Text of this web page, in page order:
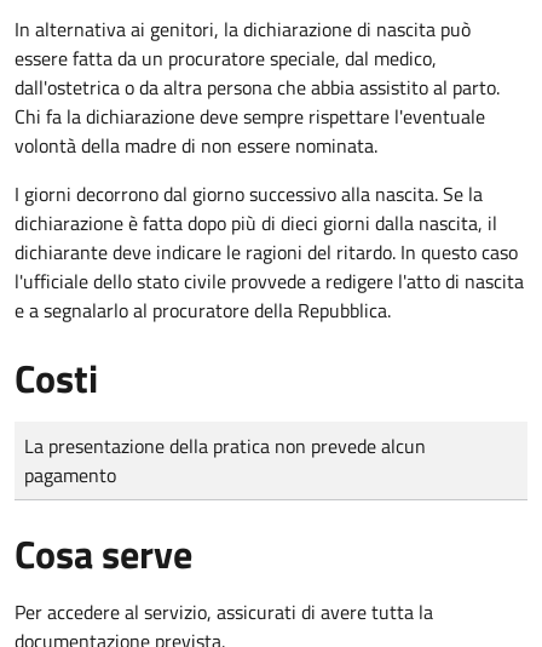
In alternativa ai genitori, la dichiarazione di nascita può
essere fatta da un procuratore speciale, dal medico,
dall'ostetrica o da altra persona che abbia assistito al parto.
Chi fa la dichiarazione deve sempre rispettare l'eventuale
volontà della madre di non essere nominata.
I giorni decorrono dal giorno successivo alla nascita. Se la
dichiarazione è fatta dopo più di dieci giorni dalla nascita, il
dichiarante deve indicare le ragioni del ritardo. In questo caso
l'ufficiale dello stato civile provvede a redigere l'atto di nascita
e a segnalarlo al procuratore della Repubblica.
Costi
Tipo di pagamento
Importo
La presentazione della pratica non prevede alcun
pagamento
Cosa serve
Per accedere al servizio, assicurati di avere tutta la
documentazione prevista.